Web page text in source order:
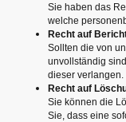
Sie haben das
welche
Recht auf
Sollten die von
unvollständig
dieser verlangen.
Recht auf
Sie können die
Sie, dass eine